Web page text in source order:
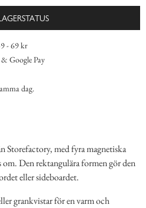
- 69 kr
Google Pay
dag.
Storefactory, med fyra magnetiska
Den rektangulära formen gör den
eller sideboardet.
grankvistar för en varm och